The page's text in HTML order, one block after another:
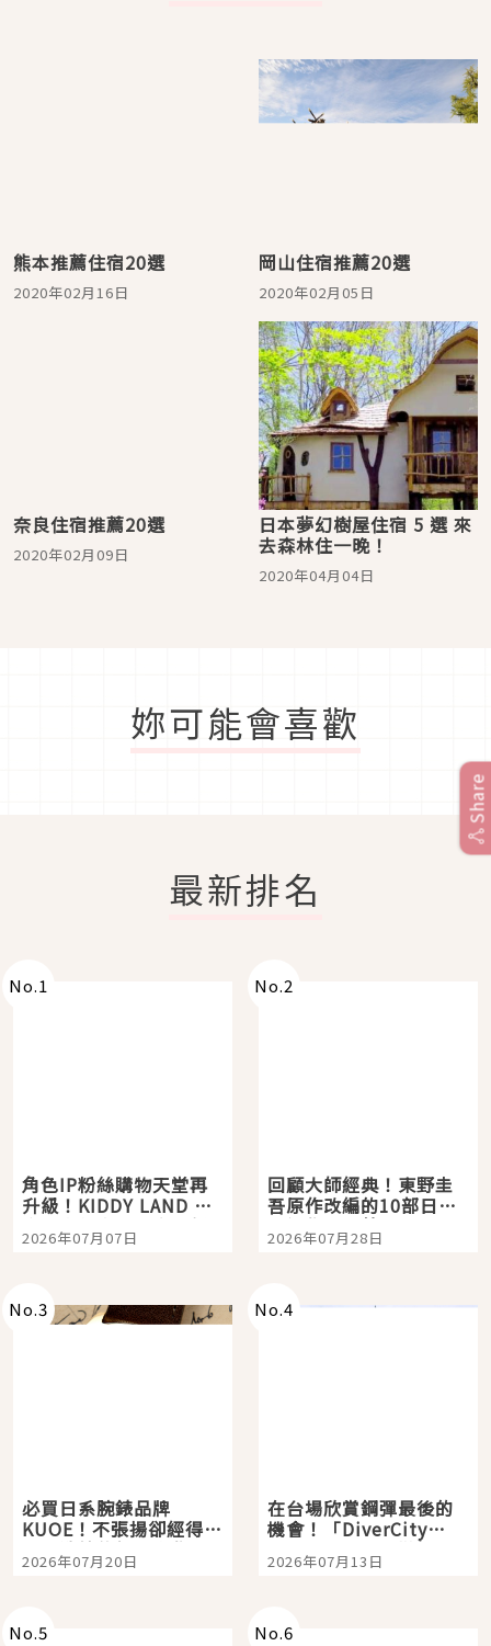
熊本推薦住宿20選
2020年02月16日
岡山住宿推薦20選
2020年02月05日
奈良住宿推薦20選
2020年02月09日
日本夢幻樹屋住宿 5 選 來
去森林住一晚！
2020年04月04日
妳可能會喜歡
最新排名
No.1
角色IP粉絲購物天堂再
升級！KIDDY LAND 原
宿店吉伊卡哇迎客，新
開幕 OMOKADO 店3分
2026年07月07日
No.2
回顧大師經典！東野圭
吾原作改編的10部日本
影視作品推薦
2026年07月28日
No.3
必買日系腕錶品牌
KUOE！不張揚卻經得起
時間洗鍊的經典之作五
選
2026年07月20日
No.4
在台場欣賞鋼彈最後的
機會！「DiverCity
Tokyo Plaza」搭船、
購物、美食及夜景，一
2026年07月13日
No.5 No.6
Share